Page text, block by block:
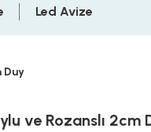
Led Avize
Duy
ve Rozanslı 2cm